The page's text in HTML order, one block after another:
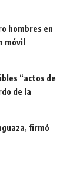
hombres en
móvil
“actos de
de la
firmó